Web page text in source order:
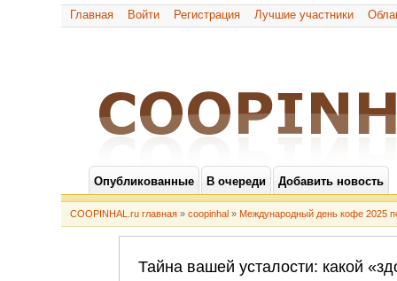
Главная Войти Регистрация Лучшие участники
Опубликованные В очереди Добавить новость
COOPINHAL.ru главная » coopinhal » Международный день кофе 2025